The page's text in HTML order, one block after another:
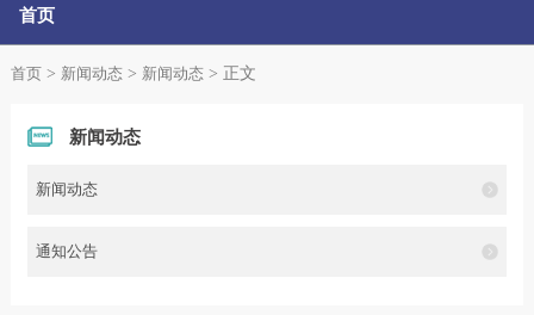
首页
走进中心
调查中心
数据中心
数据调查共享平台
首页> 新闻动态> 新闻动态> 正文
新闻动态
新闻动态
通知公告